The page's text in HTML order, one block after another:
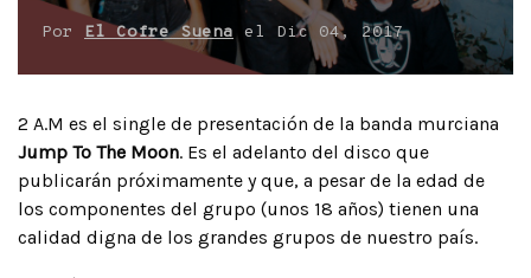
Por El Cofre Suena el Dic 04, 2017
2 A.M es el single de presentación de la banda murciana
Jump To The Moon. Es el adelanto del disco que
publicarán próximamente y que, a pesar de la edad de
los componentes del grupo (unos 18 años) tienen una
calidad digna de los grandes grupos de nuestro país.